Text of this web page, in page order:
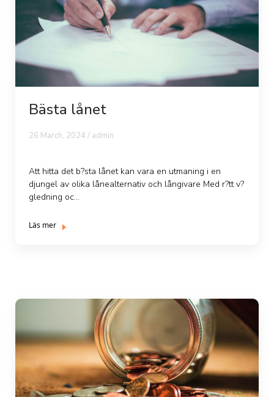
Bästa lånet
26 March, 2024 / admin
Att hitta det b?sta lånet kan vara en utmaning i en
djungel av olika lånealternativ och långivare Med r?tt v?
gledning oc...
Läs mer